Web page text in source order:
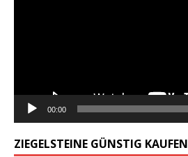
00:00
ZIEGELSTEINE GÜNSTIG KAUFEN